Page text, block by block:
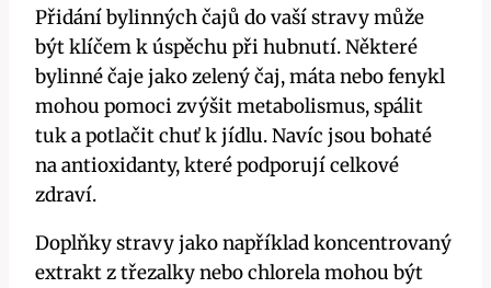
Přidání ​bylinných čajů do vaší‍ stravy může⁣
být klíčem ⁤k úspěchu ⁣při‍ hubnutí. Některé
bylinné čaje⁤ jako zelený čaj, máta nebo fenykl
mohou pomoci zvýšit metabolismus, ​spálit
tuk a potlačit chuť ‌k jídlu. ⁢Navíc‌ jsou ⁣bohaté
na⁣ antioxidanty, ‍které podporují celkové
zdraví.
Doplňky stravy jako ⁢například koncentrovaný
extrakt z třezalky ⁣nebo chlorela mohou být